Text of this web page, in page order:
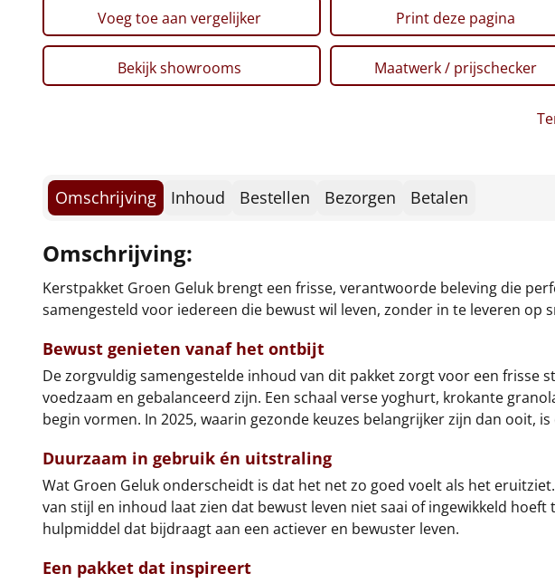
Voeg toe aan vergelijker Print deze pagina
Bekijk showrooms Maatwerk / prijschecker
Omschrijving Inhoud Bestellen Bezorgen Betalen
Omschrijving:
Kerstpakket Groen Geluk brengt een frisse, verantwoorde beleving die
samengesteld voor iedereen die bewust wil leven, zonder in te leveren
Bewust genieten vanaf het ontbijt
De zorgvuldig samengestelde inhoud van dit pakket zorgt voor een frisse
voedzaam en gebalanceerd zijn. Een schaal verse yoghurt, krokante
begin vormen. In 2025, waarin gezonde keuzes belangrijker zijn dan ooit,
Duurzaam in gebruik én uitstraling
Wat Groen Geluk onderscheidt is dat het net zo goed voelt als het
van stijl en inhoud laat zien dat bewust leven niet saai of ingewikkeld hoeft
hulpmiddel dat bijdraagt aan een actiever en bewuster leven.
Een pakket dat inspireert